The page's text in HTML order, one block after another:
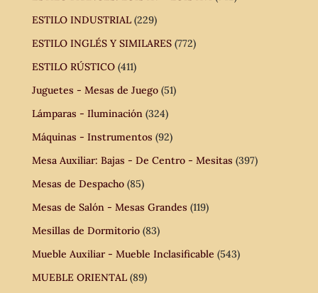
ESTILO INDUSTRIAL (229)
ESTILO INGLÉS Y SIMILARES (772)
ESTILO RÚSTICO (411)
Juguetes - Mesas de Juego (51)
Lámparas - Iluminación (324)
Máquinas - Instrumentos (92)
Mesa Auxiliar: Bajas - De Centro - Mesitas (397)
Mesas de Despacho (85)
Mesas de Salón - Mesas Grandes (119)
Mesillas de Dormitorio (83)
Mueble Auxiliar - Mueble Inclasificable (543)
MUEBLE ORIENTAL (89)